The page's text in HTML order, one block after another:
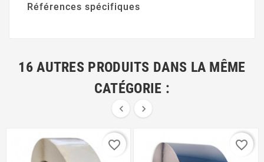
Références spécifiques
16 AUTRES PRODUITS DANS LA MÊME
CATÉGORIE :
 
favorite_border favorite_border